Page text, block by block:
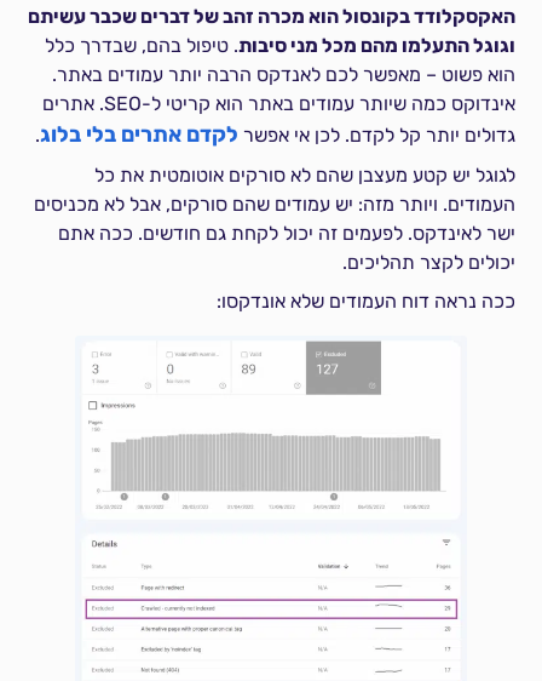
האקסקלודד בקונסול הוא מכרה זהב של דברים שכבר עשיתם
וגוגל התעלמו מהם מכל מני סיבות. טיפול בהם, שבדרך כלל
הוא פשוט – מאפשר לכם לאנדקס הרבה יותר עמודים באתר.
אינדוקס כמה שיותר עמודים באתר הוא קריטי ל-SEO. אתרים
גדולים יותר קל לקדם. לכן אי אפשר לקדם אתרים בלי בלוג.
לגוגל יש קטע מעצבן שהם לא סורקים אוטומטית את כל
העמודים. ויותר מזה: יש עמודים שהם סורקים, אבל לא מכניסים
ישר לאינדקס. לפעמים זה יכול לקחת גם חודשים. ככה אתם
יכולים לקצר תהליכים.
ככה נראה דוח העמודים שלא אונדקסו: